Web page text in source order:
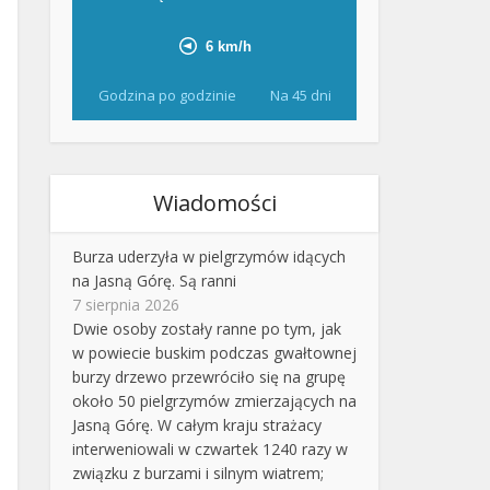
Godzina po godzinie Na 45 dni
Wiadomości
Burza uderzyła w pielgrzymów idących
na Jasną Górę. Są ranni
7 sierpnia 2026
Dwie osoby zostały ranne po tym, jak
w powiecie buskim podczas gwałtownej
burzy drzewo przewróciło się na grupę
około 50 pielgrzymów zmierzających na
Jasną Górę. W całym kraju strażacy
interweniowali w czwartek 1240 razy w
związku z burzami i silnym wiatrem;